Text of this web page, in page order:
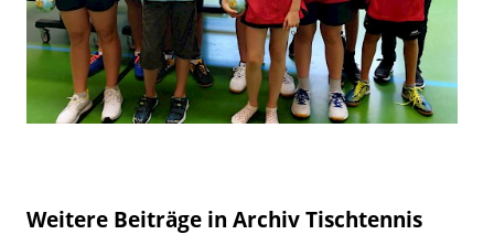
Weitere Beiträge in Archiv Tischtennis